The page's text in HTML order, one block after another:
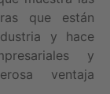
que están
y hace
y
ventaja